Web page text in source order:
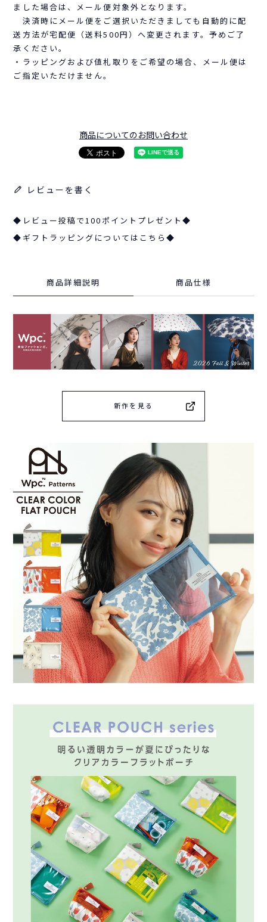
ました場合は、メール便対象外となります。
決済時にメール便をご選択いただきましても自動的に配
送方法が宅配便（送料500円）へ変更されます。予めご了
承ください。
・ラッピングおよび値札取りをご希望の場合、メール便は
ご指定いただけません。
商品についてのお問い合わせ
レビューを書く
◆レビュー投稿で100ポイントプレゼント◆
◆ギフトラッピングについてはこちら◆
商品詳細説明 商品仕様
新作を見る